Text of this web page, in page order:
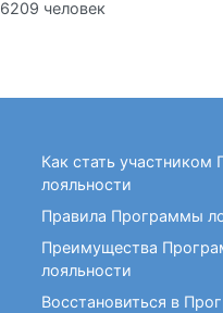
6209 человек
Как стать
лояльности
Правила Программы
Преимущества
лояльности
Восстановиться в